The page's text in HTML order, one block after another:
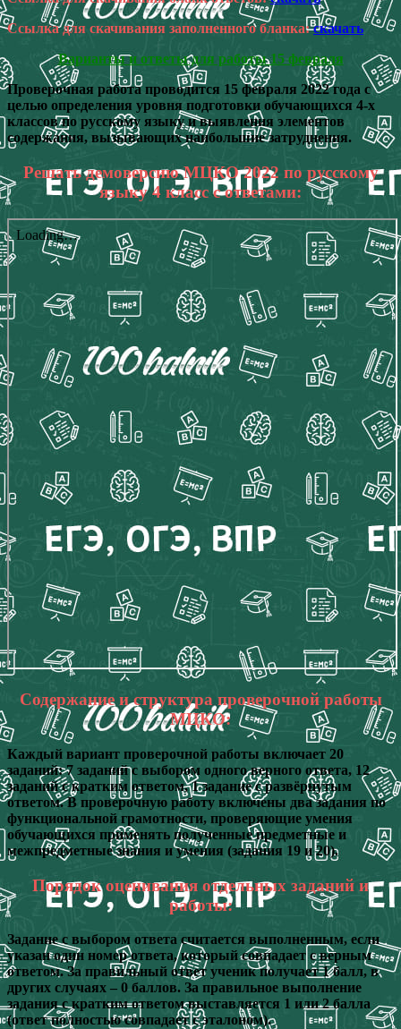
Ссылка для скачивания заполненного бланка: скачать
Варианты и ответы для работы 15 февраля
Проверочная работа проводится 15 февраля 2022 года с
целью определения уровня подготовки обучающихся 4-х
классов по русскому языку и выявления элементов
содержания, вызывающих наибольшие затруднения.
Решать демоверсию МЦКО 2022 по русскому
языку 4 класс с ответами:
Содержание и структура проверочной работы
МЦКО:
Каждый вариант проверочной работы включает 20
заданий: 7 заданий с выбором одного верного ответа, 12
заданий с кратким ответом, 1 задание с развёрнутым
ответом. В проверочную работу включены два задания по
функциональной грамотности, проверяющие умения
обучающихся применять полученные предметные и
межпредметные знания и умения (задания 19 и 20).
Порядок оценивания отдельных заданий и
работы:
Задание с выбором ответа считается выполненным, если
указан один номер ответа, который совпадает с верным
ответом. За правильный ответ ученик получает 1 балл, в
других случаях – 0 баллов. За правильное выполнение
задания с кратким ответом выставляется 1 или 2 балла
(ответ полностью совпадает с эталоном).